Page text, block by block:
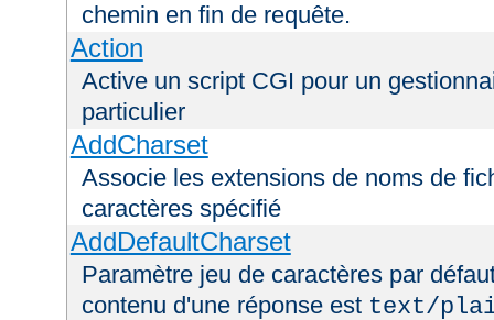
chemin en fin de requête.
Action
Active un script CGI pour un
particulier
AddCharset
Associe les extensions de noms de
caractères spécifié
AddDefaultCharset
Paramètre jeu de caractères par
contenu d'une réponse est text/